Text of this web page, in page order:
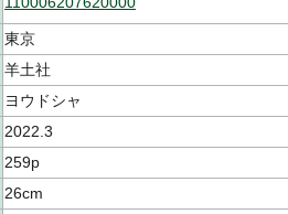
東京
羊土社
ヨウドシャ
2022.3
259p
26cm